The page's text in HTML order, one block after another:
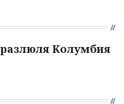
Колумбия